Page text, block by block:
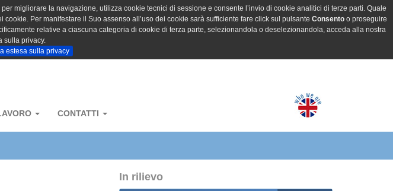
migliorare la navigazione, utilizza cookie tecnici di sessione e consente l’invio di cookie analitici di terze parti. Quale
Per manifestare il Suo assenso all’uso dei cookie sarà sufficiente fare click sul pulsante Consentoo proseguire
relative a ciascuna categoria di cookie di terza parte, selezionandola o deselezionandola, acceda alla nostra
sulla privacy.
estesa sulla privacy
CONTATTI
In rilievo